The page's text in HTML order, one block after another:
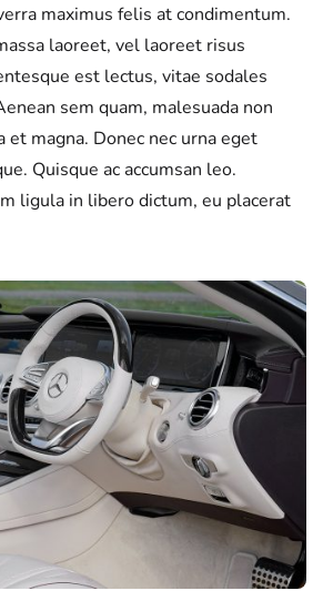
maximus felis at condimentum.
laoreet, vel laoreet risus
est lectus, vitae sodales
sem quam, malesuada non
et magna. Donec nec urna eget
Quisque ac accumsan leo.
ligula in libero dictum, eu placerat